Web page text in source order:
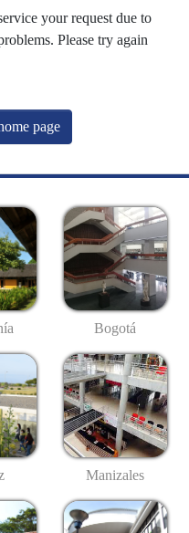
your request due to
Please try again
page
Bogotá
Manizales